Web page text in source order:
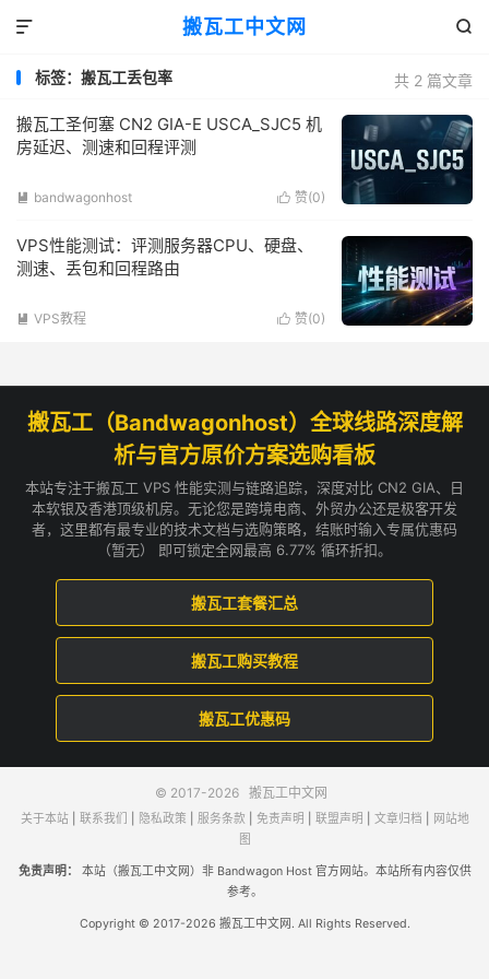
搬瓦工中文网 

共 2 篇文章
标签：搬瓦工丢包率
搬瓦工圣何塞 CN2 GIA-E USCA_SJC5 机
房延迟、测速和回程评测
 赞(0)
 bandwagonhost
VPS性能测试：评测服务器CPU、硬盘、
测速、丢包和回程路由
 赞(0)
 VPS教程
搬瓦工（Bandwagonhost）全球线路深度解
析与官方原价方案选购看板
本站专注于搬瓦工 VPS 性能实测与链路追踪，深度对比 CN2 GIA、日
本软银及香港顶级机房。无论您是跨境电商、外贸办公还是极客开发
者，这里都有最专业的技术文档与选购策略，结账时输入专属优惠码
（暂无） 即可锁定全网最高 6.77% 循环折扣。
搬瓦工套餐汇总
搬瓦工购买教程
搬瓦工优惠码
© 2017-2026 搬瓦工中文网
关于本站| 联系我们 隐私政策 服务条款 免责声明 联盟声明 文章归档
网站地
图
免责声明：
本站（搬瓦工中文网）非 Bandwagon Host 官方网站。本站所有内容仅供
参考。
Copyright © 2017-2026 搬瓦工中文网. All Rights Reserved.